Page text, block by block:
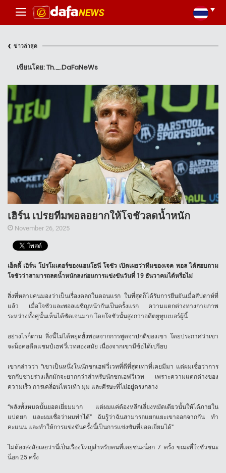
‹ ข่าวล่าสุด
เขียนโดย: Th._.DaFaNeWs
เฮิร์น เปรยทีมพอลอยากให้โจชัวลดน้ำหนัก
November 26, 2025
เอ็ดดี้ เฮิร์น โปรโมเตอร์ของแอนโธนี โจชัว เปิดเผยว่าทีมของเจค พอล ได้สอบถาม
โจชัวว่าสามารถลดน้ำหนักลงก่อนการแข่งขันวันที่ 19 ธันวาคมได้หรือไม่
สิ่งที่หลายคนมองว่าเป็นเรื่องตลกในตอนแรก ในที่สุดก็ได้รับการยืนยันเมื่อสัปดาห์ที่
แล้ว เมื่อโจชัวและพอลเผชิญหน้ากันเป็นครั้งแรก ความแตกต่างทางกายภาพ
ระหว่างทั้งคู่นั้นเห็นได้ชัดเจนมาก โดยโจชัวนั้นสูงกว่าอดีตยูทูบเบอร์ผู้นี้
อย่างไรก็ตาม สิ่งนี้ไม่ได้หยุดยั้งพอลจากการพูดจาปกติของเขา โดยประกาศว่าเขา
จะน็อคอดีตแชมป์เฮฟวี่เวทสองสมัย เนื่องจากเขามีข้อได้เปรียบ
เขากล่าวว่า “เขาเป็นหนึ่งในนักชกเฮฟวี่เวทที่ดีที่สุดเท่าที่เคยมีมา แต่ผมเชื่อว่าการ
ชกกับชายร่างเล็กมักจะยากกว่าสำหรับนักชกเฮฟวี่เวท เพราะความแตกต่างของ
ความเร็ว การเคลื่อนไหวเท้า มุม และศีรษะที่ไม่อยู่ตรงกลาง
“พลังทั้งหมดนั้นยอดเยี่ยมมาก แต่ผมแค่ต้องหลีกเลี่ยงหมัดเดียวนั้นให้ได้ภายใน
แปดยก และผมเชื่อว่าผมทำได้” ฉันรู้ว่าฉันสามารถแยกแยะเขาออกจากกัน ทำ
คะแนน และทำให้การแข่งขันครั้งนี้เป็นการแข่งขันที่ยอดเยี่ยมได้”
ไม่ต้องสงสัยเลยว่านี่เป็นเรื่องใหญ่สำหรับคนที่เคยชนะน็อก 7 ครั้ง ขณะที่โจชัวชนะ
น็อก 25 ครั้ง